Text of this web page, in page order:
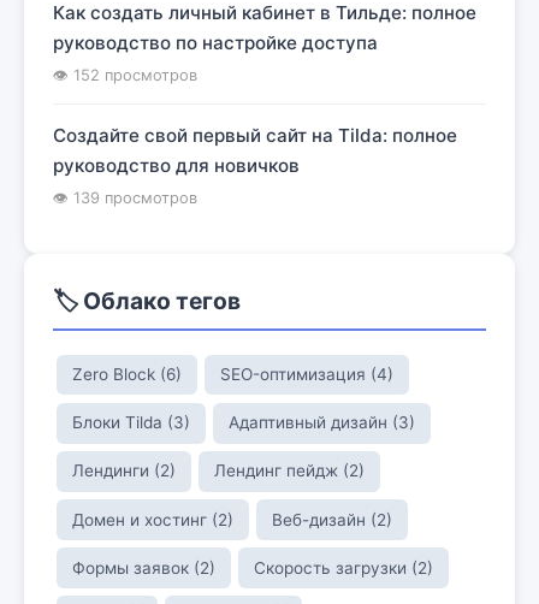
Как создать личный кабинет в Тильде: полное
руководство по настройке доступа
👁 152 просмотров
Создайте свой первый сайт на Tilda: полное
руководство для новичков
👁 139 просмотров
🏷️ Облако тегов
Zero Block (6) SEO-оптимизация (4)
Блоки Tilda (3) Адаптивный дизайн (3)
Лендинги (2) Лендинг пейдж (2)
Домен и хостинг (2) Веб-дизайн (2)
Формы заявок (2) Скорость загрузки (2)